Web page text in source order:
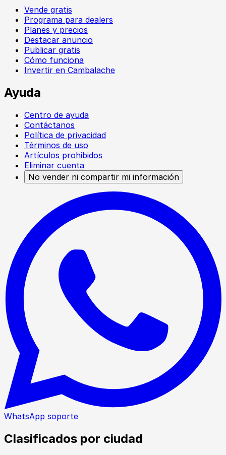
Vende gratis
Programa para dealers
Planes y precios
Destacar anuncio
Publicar gratis
Cómo funciona
Invertir en Cambalache
Ayuda
Centro de ayuda
Contáctanos
Política de privacidad
Términos de uso
Artículos prohibidos
Eliminar cuenta
No vender ni compartir mi información
WhatsApp soporte
Clasificados por ciudad